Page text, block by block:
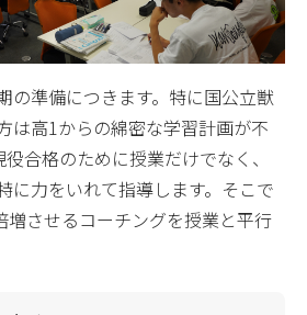
の準備につきます。特に国公立獣
は高1からの綿密な学習計画が不
合格のために授業だけでなく、
に力をいれて指導します。そこで
増させるコーチングを授業と平行